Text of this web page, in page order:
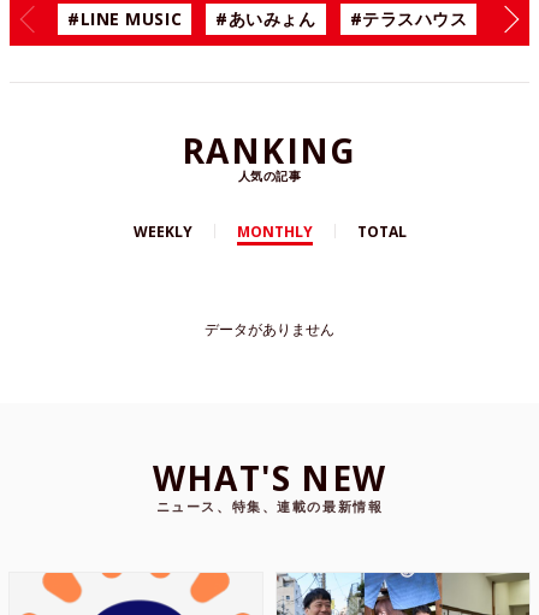
#LINE MUSIC #あいみょん #テラスハウス #漫
RANKING
人気の記事
WEEKLY MONTHLY TOTAL
データがありません
WHAT'S NEW
ニュース、特集、連載の最新情報